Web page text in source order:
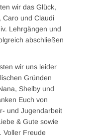
wir das Glück,
Caro und Claudi
Lehrgängen und
abschließen
wir uns leider
Gründen
Shelby und
Euch von
und Jugendarbeit
& Gute sowie
Voller Freude